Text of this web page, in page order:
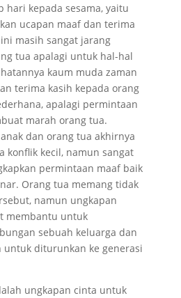
hari kepada sesama, yaitu
ucapan maaf dan terima
masih sangat jarang
tua apalagi untuk hal-hal
kaum muda zaman
terima kasih kepada orang
apalagi permintaan
marah orang tua.
dan orang tua akhirnya
konflik kecil, namun sangat
permintaan maaf baik
Orang tua memang tidak
namun ungkapan
membantu untuk
sebuah keluarga dan
diturunkan ke generasi
ungkapan cinta untuk